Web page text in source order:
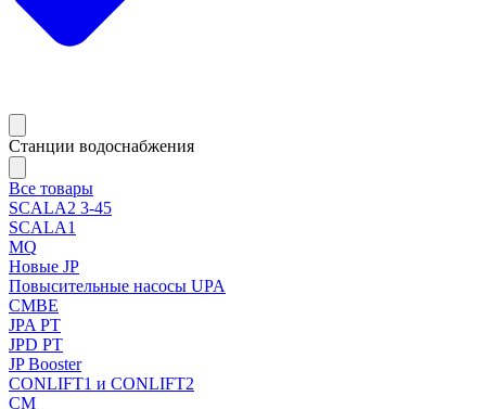
Станции водоснабжения
Все товары
SCALA2 3-45
SCALA1
MQ
Новые JP
Повысительные насосы UPA
CMBE
JPA PT
JPD PT
JP Booster
CONLIFT1 и CONLIFT2
CM